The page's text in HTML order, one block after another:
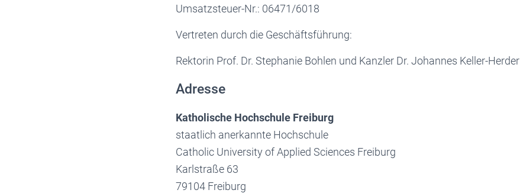
Umsatzsteuer-Nr.: 06471/6018
Vertreten durch die Geschäftsführung:
Rektorin Prof. Dr. Stephanie Bohlen und Kanzler Dr. Johannes Keller-Herder
Adresse
Katholische Hochschule Freiburg
staatlich anerkannte Hochschule
Catholic University of Applied Sciences Freiburg
Karlstraße 63
79104 Freiburg